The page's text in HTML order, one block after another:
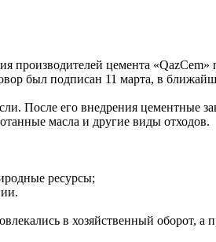
производителей цемента
был подписан 11 марта, в
После его внедрения цементные
масла и другие виды отходов.
ресурсы;
в хозяйственный оборот, а